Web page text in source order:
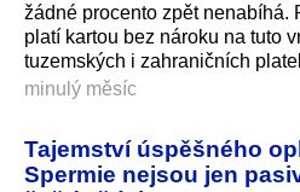
žádné procento zpět nenabíhá.
platí kartou bez nároku na tuto
tuzemských i zahraničních
minulý měsíc
Tajemství úspěšného
Spermie nejsou jen